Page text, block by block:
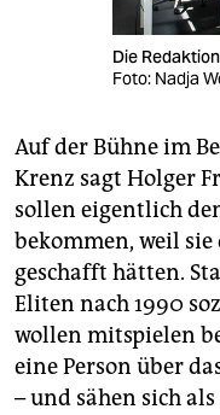
Die
Foto: Nadja
Auf der Bühne im
Krenz sagt Holger
sollen eigentlich
bekommen, weil
geschafft hätten.
Eliten nach 1990
wollen mitspielen
eine Person über
– und sähen sich